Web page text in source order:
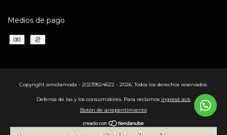
Medios de pago
Copyright amolamoda - 20239524622 - 2026. Todos los derechos reservados.
Defensa de las y los consumidores. Para reclamos ingresá acá.
Botón de arrepentimiento